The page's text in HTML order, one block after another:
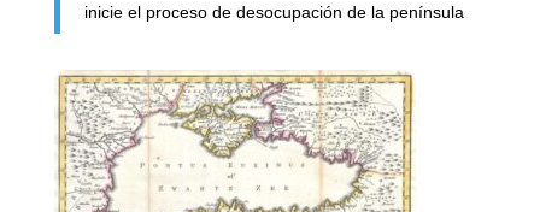
inicie el proceso de desocupación de la península